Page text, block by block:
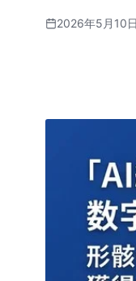
2026年5月10日